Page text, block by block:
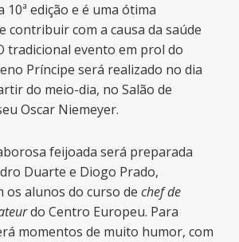
10ª edição e é uma ótima
contribuir com a causa da saúde
tradicional evento em prol do
Príncipe será realizado no dia
do meio-dia, no Salão de
Oscar Niemeyer.
feijoada será preparada
Duarte e Diogo Prado,
os alunos do curso dechef de
do Centro Europeu. Para
momentos de muito humor, com